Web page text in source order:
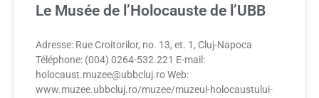
Le Musée de l’Holocauste de l’UBB
Adresse: Rue Croitorilor, no. 13, et. 1, Cluj-Napoca
Téléphone: (004) 0264-532.221 E-mail:
holocaust.muzee@ubbcluj.roWeb:
www.muzee.ubbcluj.ro/muzee/muzeul-holocaustului-